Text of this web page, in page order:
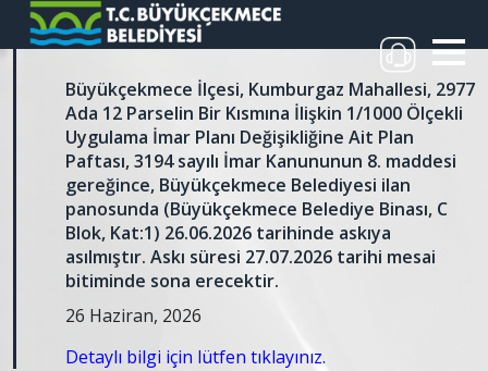
Büyükçekmece İlçesi, Kumburgaz Mahallesi, 2977
Ada 12 Parselin Bir Kısmına İlişkin 1/1000 Ölçekli
Uygulama İmar Planı Değişikliğine Ait Plan
Paftası, 3194 sayılı İmar Kanununun 8. maddesi
gereğince, Büyükçekmece Belediyesi ilan
panosunda (Büyükçekmece Belediye Binası, C
Blok, Kat:1) 26.06.2026 tarihinde askıya
asılmıştır. Askı süresi 27.07.2026 tarihi mesai
bitiminde sona erecektir.
26 Haziran, 2026
Detaylı bilgi için lütfen tıklayınız.